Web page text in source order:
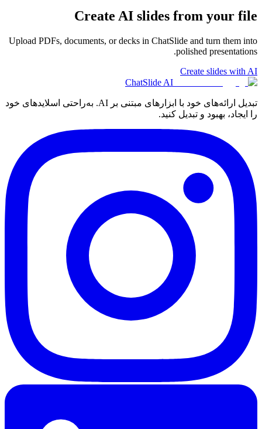
Create AI slides from your file
Upload PDFs, documents, or decks in ChatSlide and turn them into
polished presentations.
Create slides with AI
ChatSlide AI
تبدیل ارائه‌های خود با ابزارهای مبتنی بر AI. به‌راحتی اسلایدهای خود
را ایجاد، بهبود و تبدیل کنید.